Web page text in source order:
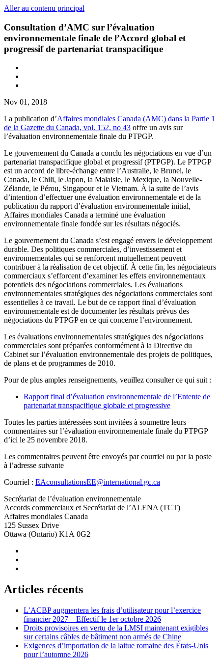
Aller au contenu principal
Consultation d’AMC sur l’évaluation
environnementale finale de l’Accord global et
progressif de partenariat transpacifique
Nov 01, 2018
La publication d’Affaires mondiales Canada (AMC) dans la Partie 1
de la Gazette du Canada, vol. 152, no 43 offre un avis sur
l’évaluation environnementale finale du PTPGP.
Le gouvernement du Canada a conclu les négociations en vue d’un
partenariat transpacifique global et progressif (PTPGP). Le PTPGP
est un accord de libre-échange entre l’Australie, le Brunei, le
Canada, le Chili, le Japon, la Malaisie, le Mexique, la Nouvelle-
Zélande, le Pérou, Singapour et le Vietnam. À la suite de l’avis
d’intention d’effectuer une évaluation environnementale et de la
publication du rapport d’évaluation environnementale initial,
Affaires mondiales Canada a terminé une évaluation
environnementale finale fondée sur les résultats négociés.
Le gouvernement du Canada s’est engagé envers le développement
durable. Des politiques commerciales, d’investissement et
environnementales qui se renforcent mutuellement peuvent
contribuer à la réalisation de cet objectif. À cette fin, les négociateurs
commerciaux s’efforcent d’examiner les effets environnementaux
potentiels des négociations commerciales. Les évaluations
environnementales stratégiques des négociations commerciales sont
essentielles à ce travail. Le but de ce rapport final d’évaluation
environnementale est de documenter les résultats prévus des
négociations du PTPGP en ce qui concerne l’environnement.
Les évaluations environnementales stratégiques des négociations
commerciales sont préparées conformément à la Directive du
Cabinet sur l’évaluation environnementale des projets de politiques,
de plans et de programmes de 2010.
Pour de plus amples renseignements, veuillez consulter ce qui suit :
Rapport final d’évaluation environnementale de l’Entente de
partenariat transpacifique globale et progressive
Toutes les parties intéressées sont invitées à soumettre leurs
commentaires sur l’évaluation environnementale finale du PTPGP
d’ici le 25 novembre 2018.
Les commentaires peuvent être envoyés par courriel ou par la poste
à l’adresse suivante
Courriel : EAconsultationsEE@international.gc.ca
Secrétariat de l’évaluation environnementale
Accords commerciaux et Secrétariat de l’ALENA (TCT)
Affaires mondiales Canada
125 Sussex Drive
Ottawa (Ontario) K1A 0G2
Articles récents
L’ACBP augmentera les frais d’utilisateur pour l’exercice
financier 2027 – Effectif le 1er octobre 2026
Droits provisoires en vertu de la LMSI maintenant exigibles
sur certains câbles de bâtiment non armés de Chine
Exigences d’importation de la laitue romaine des États-Unis
pour l’automne 2026